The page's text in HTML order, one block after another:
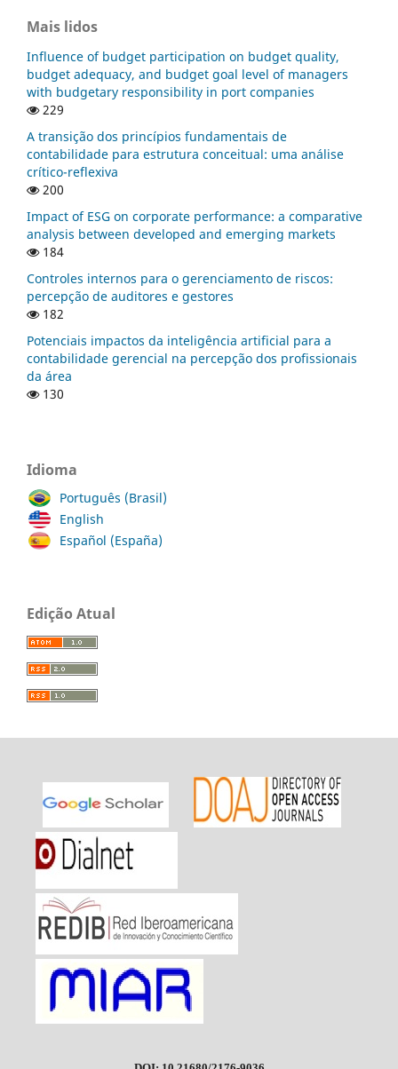
Mais lidos
Influence of budget participation on budget quality,
budget adequacy, and budget goal level of managers
with budgetary responsibility in port companies
229
A transição dos princípios fundamentais de
contabilidade para estrutura conceitual: uma análise
crítico-reflexiva
200
Impact of ESG on corporate performance: a comparative
analysis between developed and emerging markets
184
Controles internos para o gerenciamento de riscos:
percepção de auditores e gestores
182
Potenciais impactos da inteligência artificial para a
contabilidade gerencial na percepção dos profissionais
da área
130
Idioma
Português (Brasil)
English
Español (España)
Edição Atual